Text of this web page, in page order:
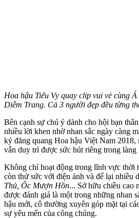
Hoa hậu Tiểu Vy quay clip vui vẻ cùng
Diễm Trang. Cả 3 người đẹp đều từng
Bên cạnh sự chú ý dành cho hội bạn
nhiều lời khen nhờ nhan sắc ngày càng
kỷ đăng quang Hoa hậu Việt Nam 2018,
vẫn duy trì được sức hút riêng trong làng
Không chỉ hoạt động trong lĩnh vực thời
còn thử sức với điện ảnh và để lại nhiều
Thủ, Ốc Mượn Hồn... Sở hữu chiều cao
được đánh giá là một trong những nhan
hậu mới, cô thường xuyên góp mặt tại
sự yêu mến của công chúng.